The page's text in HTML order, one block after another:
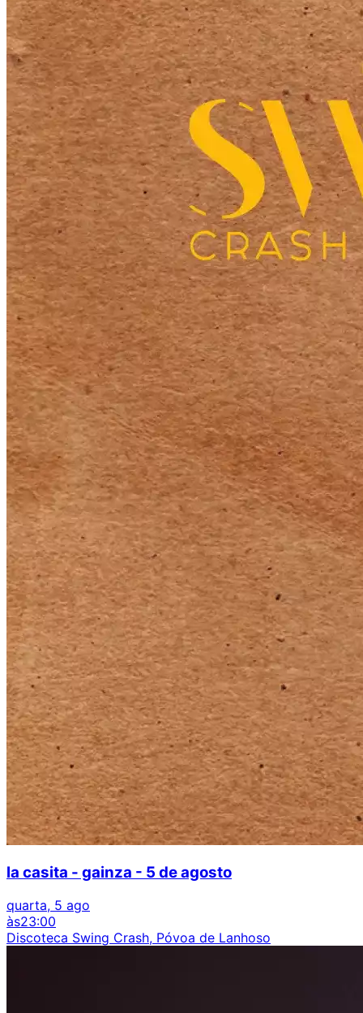
la casita - gainza - 5 de agosto
quarta, 5 ago
às23:00
Discoteca Swing Crash, Póvoa de Lanhoso